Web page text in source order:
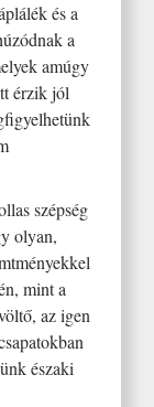
és a
a
amúgy
érzik jól
szépség
olyan,
mint a
az igen
északi